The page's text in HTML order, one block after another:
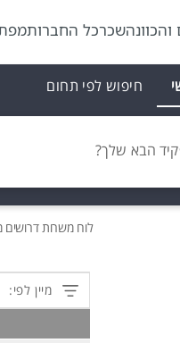
והכוונהשכרכל החברות
חיפוש לפי תחום
הבא שלך?
לוח משרותדרושים
מיין לפי: